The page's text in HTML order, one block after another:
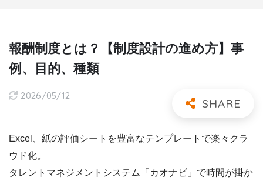
報酬制度とは？【制度設計の進め方】事
例、目的、種類
2026/05/12
Excel、紙の評価シートを豊富なテンプレートで楽々クラ
ウド化。
タレントマネジメントシステム「カオナビ」で時間が掛か